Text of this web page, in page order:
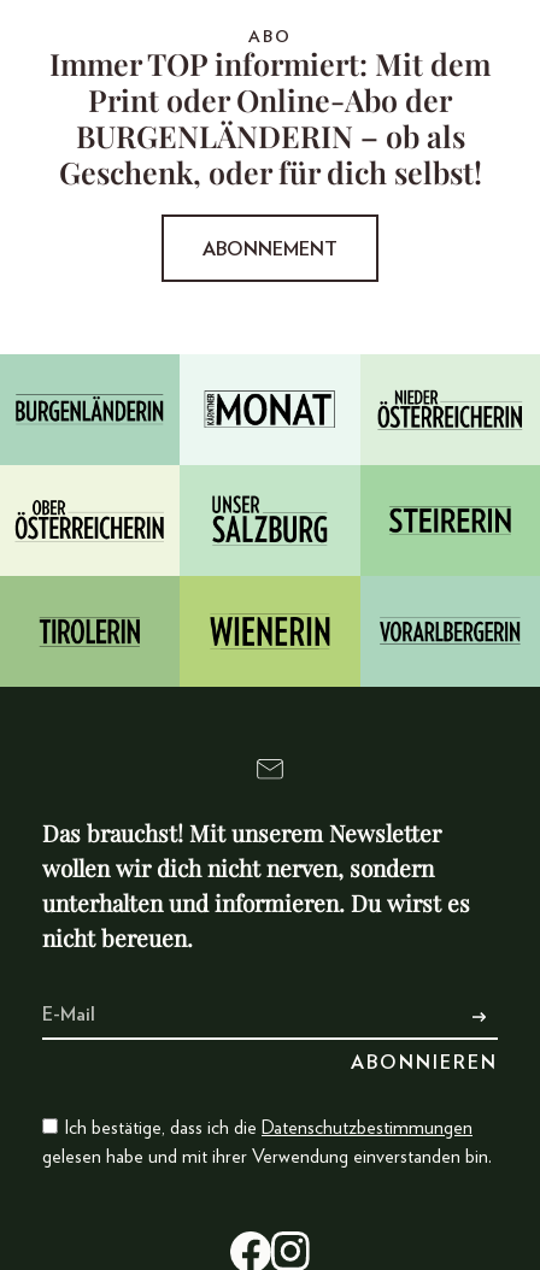
ABO
Immer TOP informiert: Mit dem
Print oder Online-Abo der
BURGENLÄNDERIN – ob als
Geschenk, oder für dich selbst!
ABONNEMENT
Das brauchst! Mit unserem Newsletter
wollen wir dich nicht nerven, sondern
unterhalten und informieren. Du wirst es
nicht bereuen.
Ich bestätige, dass ich die Datenschutzbestimmungen
gelesen habe und mit ihrer Verwendung einverstanden bin.